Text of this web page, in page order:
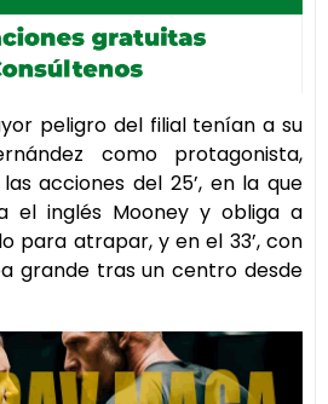
peligro del filial tenían a su
como protagonista,
acciones del 25’, en la que
el inglés Mooney y obliga a
para atrapar, y en el 33’, con
grande tras un centro desde